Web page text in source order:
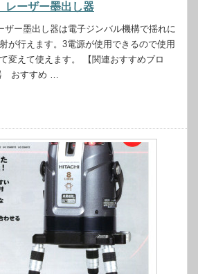
ーザー墨出し器
ー墨出し器は電子ジンバル機構で揺れに
が行えます。3電源が使用できるので使用
変えて使えます。 【関連おすすめブロ
おすすめ …